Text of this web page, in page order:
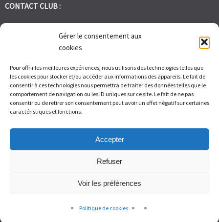
Gérer le consentement aux
cookies
Pour offrir les meilleures expériences, nous utilisons des technologies telles que
les cookies pour stocker et/ou accéder aux informations des appareils. Le fait de
consentir à ces technologies nous permettra de traiter des données telles que le
comportement de navigation ou les ID uniques sur ce site. Le fait de ne pas
consentir ou de retirer son consentement peut avoir un effet négatif sur certaines
caractéristiques et fonctions.
Accepter
Refuser
Voir les préférences
Politique de cookies
CONTACT CLUB :
tennis.club.avignon@orange.fr
1 Bd des Frères Reboul 30400 Villeneuve les Avignon
Du Lundi au Vendredi de 9h à 12h et de 14h à 17h – Samedi de 9H
à 11H
© Tennis Club Avignon Montolivet 2026.